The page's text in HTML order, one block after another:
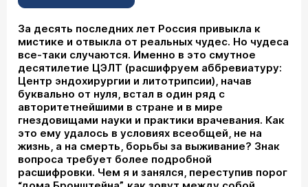
За десять последних лет Россия привыкла к
мистике и отвыкла от реальных чудес. Но чудеса
все-таки случаются. Именно в это смутное
десятилетие ЦЭЛТ (расшифруем аббревиатуру:
Центр эндохирургии и литотрипсии), начав
буквально от нуля, встал в один ряд с
авторитетнейшими в стране и в мире
гнездовищами науки и практики врачевания. Как
это ему удалось в условиях всеобщей, не на
жизнь, а на смерть, борьбы за выживание? Знак
вопроса требует более подробной
расшифровки. Чем я и занялся, переступив порог